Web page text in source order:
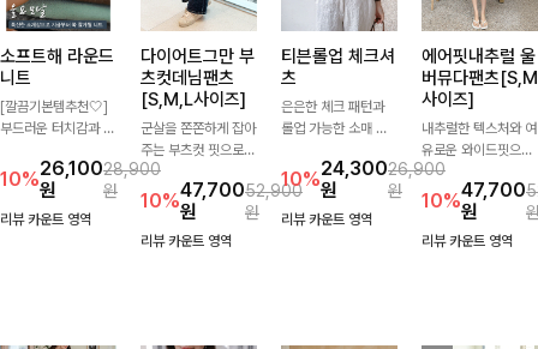
소프트해 라운드
니트
[깔끔기본템추천🤍]
부드러운 터치감과 군
로 매일 손이 가는 자
체제작 니트입니다.
자연스럽게 떨어지는
10%26,100
원
28,900
원
리뷰 카운트 영역
다이어트그만 부
츠컷데님팬츠
[S,M,L사이즈]
군살을 쫀쫀하게 잡아
주는 부츠컷 핏으로
다리 라인을 이쁘고
깔끔하게 만들어주고
진청 색감으로 더욱
슬림해보이는 효과를
10%47,700
원
52,900
원
리뷰 카운트 영역
티븐롤업 체크셔
츠
은은한 체크 패턴과
롤업 가능한 소매 디
를 연출하실 수 있어
요🌿 차르르 흐르는
가벼운 소재와 여유로
10%24,300
원
26,900
원
리뷰 카운트 영역
에어핏내추럴 울
버뮤다팬츠[S,M
사이즈]
내추럴한 텍스처와 여
유로운 와이드핏으로
군살은 자연스럽게 커
버해드리는 버뮤다 팬
츠 🤍 깔끔한 허리 디
테일과 편안한 착용감
10%47,700
원
리뷰 카운트 영역